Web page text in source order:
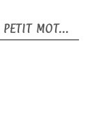
MOT...